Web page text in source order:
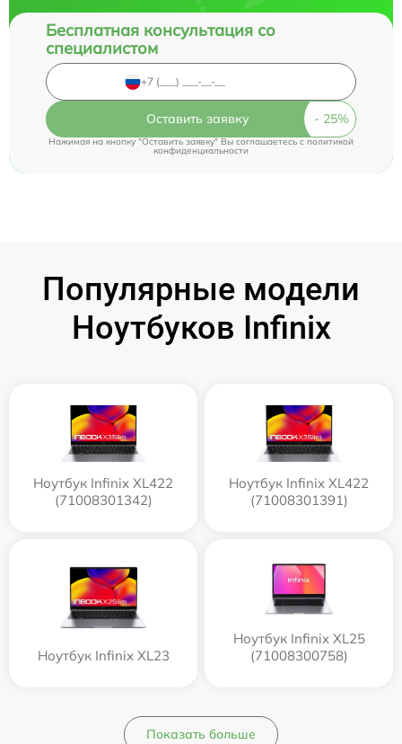
Бесплатная консультация со
специалистом
Оставить заявку
Нажимая на кнопку "Оставить заявку" Вы соглашаетесь cполитикой
конфиденциальности
Популярные модели
Ноутбуков Infinix
Ноутбук Infinix XL422
(71008301342)
Ноутбук Infinix XL422
(71008301391)
Ноутбук Infinix XL23
Ноутбук Infinix XL25
(71008300758)
Показать больше